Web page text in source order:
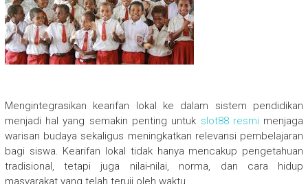
Mengintegrasikan kearifan lokal ke dalam sistem pendidikan
menjadi hal yang semakin penting untuk slot88 resmimenjaga
warisan budaya sekaligus meningkatkan relevansi pembelajaran
bagi siswa. Kearifan lokal tidak hanya mencakup pengetahuan
tradisional, tetapi juga nilai-nilai, norma, dan cara hidup
masyarakat yang telah teruji oleh waktu.